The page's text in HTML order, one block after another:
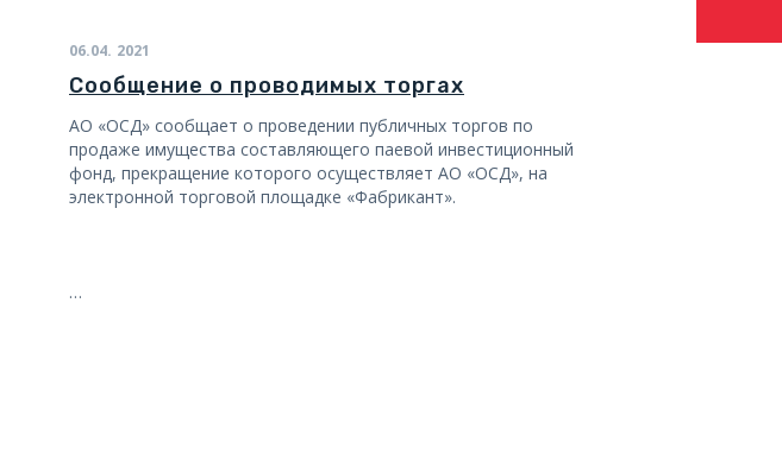
06.04. 2021
Сообщение о проводимых торгах
АО «ОСД» сообщает о проведении публичных торгов по
продаже имущества составляющего паевой инвестиционный
фонд, прекращение которого осуществляет АО «ОСД», на
электронной торговой площадке «Фабрикант».
…